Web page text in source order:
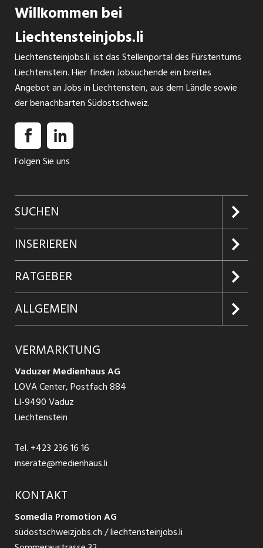
Willkommen bei
Liechtensteinjobs.li
Liechtensteinjobs.li. ist das Stellenportal des Fürstentums
Liechtenstein. Hier finden Jobsuchende ein breites
Angebot an Jobs in Liechtenstein, aus dem Ländle sowie
der benachbarten Südostschweiz.
Folgen Sie uns
SUCHEN
Jobs suchen
Jobabo
Firmen entdecken
Jobs in Graubünden
Jobs in St. Gallen
Jobs in Glarus
Jobs in der Südostschweiz
Temporär Jobs
Teilzeit Jobs
Praktikum
INSERIEREN
Kundenlogin
Inserieren
Produkte
Schnittstelle
RATGEBER
Glossar
Ratgeber Bewerbung / Rekrutierung
ALLGEMEIN
AGB
Datenschutzbestimmungen
Nutzungsbedingungen
Impressum
VERMARKTUNG
Vaduzer Medienhaus AG
LOVA Center, Postfach 884
LI-9490 Vaduz
Liechtenstein
Tel. +423 236 16 16
inserate@medienhaus.li
KONTAKT
Somedia Promotion AG
südostschweizjobs.ch / liechtensteinjobs.li